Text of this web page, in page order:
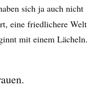
sich ja auch nicht
eine friedlichere Welt
mit einem Lächeln.